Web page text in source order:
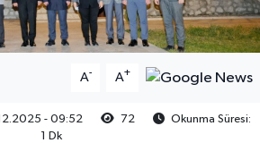
A- A+
- 09:52 72
Okunma Süresi:
1 Dk